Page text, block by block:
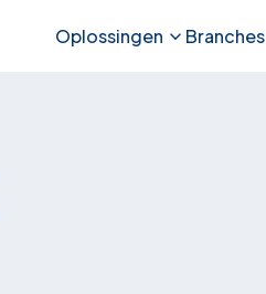
Oplossingen Branches